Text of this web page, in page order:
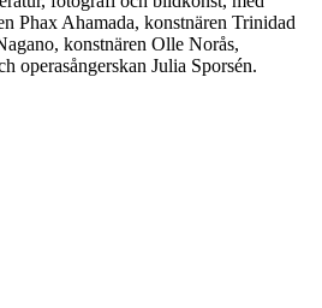
Phax Ahamada, konstnären Trinidad
konstnären Olle Norås,
operasångerskan Julia Sporsén.